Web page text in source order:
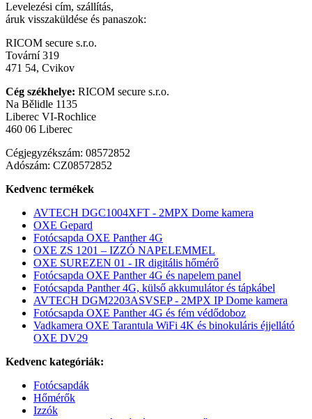
Levelezési cím, szállítás,
áruk visszaküldése és panaszok:
RICOM secure s.r.o.
Tovární 319
471 54, Cvikov
Cég székhelye: RICOM secure s.r.o.
Na Bělidle 1135
Liberec VI-Rochlice
460 06 Liberec
Cégjegyzékszám: 08572852
Adószám: CZ08572852
Kedvenc termékek
AVTECH DGC1004XFT - 2MPX Dome kamera
OXE Gepard
Fotócsapda OXE Panther 4G
OXE ZS 1201 – IZZÓ NAPELEMMEL
OXE SUREZEN 01 - IR digitális hőmérő
Fotócsapda OXE Panther 4G és napelem panel
Fotócsapda Panther 4G, külső akkumulátor és tápkábel
AVTECH DGM2203ASVSEP - 2MPX IP Dome kamera
Fotócsapda OXE Panther 4G és fém védődoboz
Vadkamera OXE Tarantula WiFi 4K és binokuláris éjjellátó
OXE DV29
Kedvenc kategóriák:
Fotócsapdák
Hőmérők
Izzók